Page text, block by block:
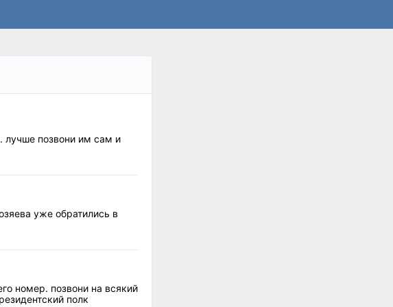
лучше позвони им сам и
уже обратились в
номер. позвони на всякий
полк